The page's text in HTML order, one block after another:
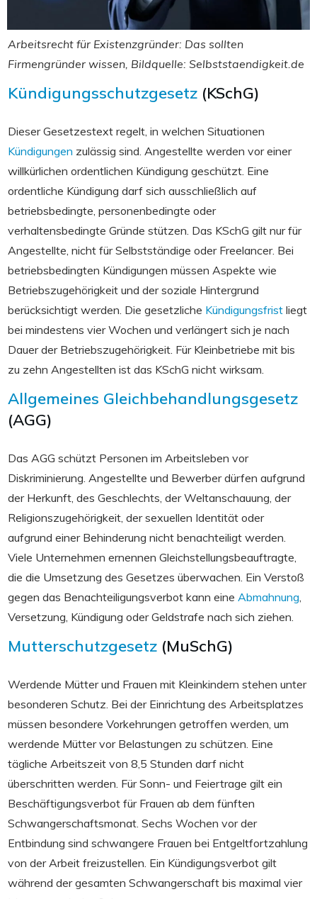
Arbeitsrecht für Existenzgründer: Das sollten
Firmengründer wissen, Bildquelle: Selbststaendigkeit.de
Kündigungsschutzgesetz (KSchG)
Dieser Gesetzestext regelt, in welchen Situationen
Kündigungen zulässig sind. Angestellte werden vor einer
willkürlichen ordentlichen Kündigung geschützt. Eine
ordentliche Kündigung darf sich ausschließlich auf
betriebsbedingte, personenbedingte oder
verhaltensbedingte Gründe stützen. Das KSchG gilt nur für
Angestellte, nicht für Selbstständige oder Freelancer. Bei
betriebsbedingten Kündigungen müssen Aspekte wie
Betriebszugehörigkeit und der soziale Hintergrund
berücksichtigt werden. Die gesetzliche Kündigungsfrist liegt
bei mindestens vier Wochen und verlängert sich je nach
Dauer der Betriebszugehörigkeit. Für Kleinbetriebe mit bis
zu zehn Angestellten ist das KSchG nicht wirksam.
Allgemeines Gleichbehandlungsgesetz
(AGG)
Das AGG schützt Personen im Arbeitsleben vor
Diskriminierung. Angestellte und Bewerber dürfen aufgrund
der Herkunft, des Geschlechts, der Weltanschauung, der
Religionszugehörigkeit, der sexuellen Identität oder
aufgrund einer Behinderung nicht benachteiligt werden.
Viele Unternehmen ernennen Gleichstellungsbeauftragte,
die die Umsetzung des Gesetzes überwachen. Ein Verstoß
gegen das Benachteiligungsverbot kann eine Abmahnung,
Versetzung, Kündigung oder Geldstrafe nach sich ziehen.
Mutterschutzgesetz (MuSchG)
Werdende Mütter und Frauen mit Kleinkindern stehen unter
besonderen Schutz. Bei der Einrichtung des Arbeitsplatzes
müssen besondere Vorkehrungen getroffen werden, um
werdende Mütter vor Belastungen zu schützen. Eine
tägliche Arbeitszeit von 8,5 Stunden darf nicht
überschritten werden. Für Sonn- und Feiertrage gilt ein
Beschäftigungsverbot für Frauen ab dem fünften
Schwangerschaftsmonat. Sechs Wochen vor der
Entbindung sind schwangere Frauen bei Entgeltfortzahlung
von der Arbeit freizustellen. Ein Kündigungsverbot gilt
während der gesamten Schwangerschaft bis maximal vier